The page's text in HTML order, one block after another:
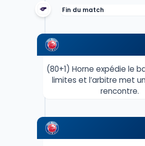
Fin du match
(80+1) Horne expédie le
limites et l’arbitre met
rencontre.